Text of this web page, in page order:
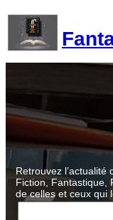
contenu
Retrouvez l’actualité
Fiction, Fantastique,
de celles et ceux qui
R